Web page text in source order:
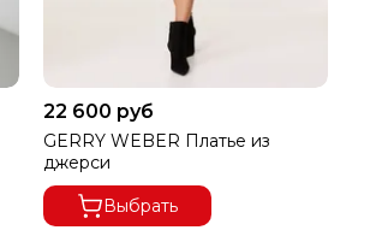
22 600 руб
GERRY WEBER Платье из
джерси
Выбрать